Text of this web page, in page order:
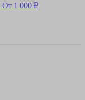
От 1 000 ₽